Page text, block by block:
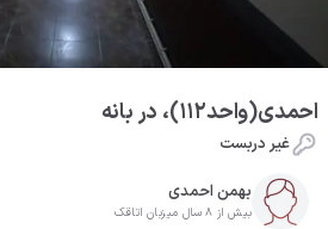
احمدی(واحد112)، در بانه
غیر دربست
بهمن احمدی
بیش از 8 سال میزبان اتاقک